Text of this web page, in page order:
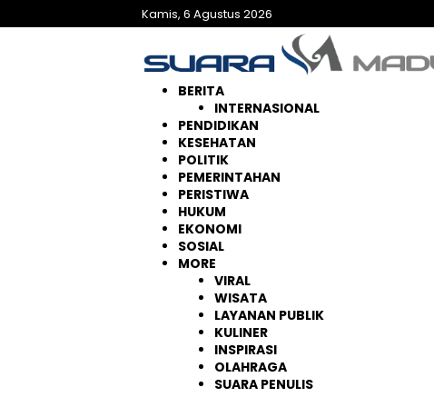
ke
Kamis, 6 Agustus 2026
BERITA
INTERNASIONAL
PENDIDIKAN
KESEHATAN
POLITIK
PEMERINTAHAN
PERISTIWA
HUKUM
EKONOMI
SOSIAL
MORE
VIRAL
WISATA
LAYANAN PUBLIK
KULINER
INSPIRASI
OLAHRAGA
SUARA PENULIS